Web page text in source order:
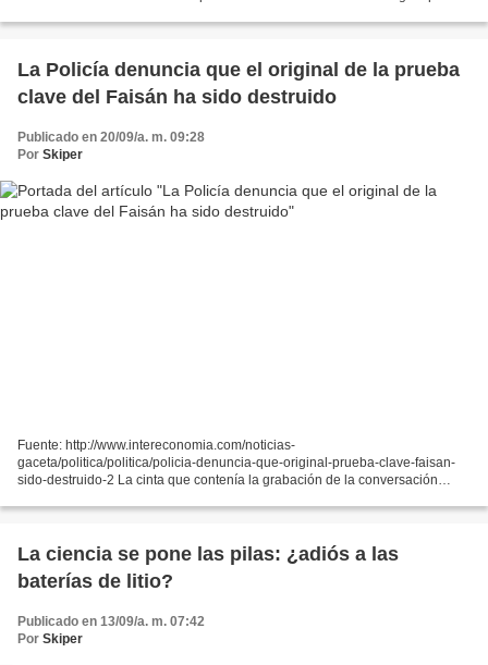
La Policía denuncia que el original de la prueba
clave del Faisán ha sido destruido
Publicado en 20/09/a. m. 09:28
Por Skiper
Fuente: http://www.intereconomia.com/noticias-
gaceta/politica/politica/policia-denuncia-que-original-prueba-clave-faisan-
sido-destruido-2 La cinta que contenía la grabación de la conversación
La ciencia se pone las pilas: ¿adiós a las
baterías de litio?
Publicado en 13/09/a. m. 07:42
Por Skiper